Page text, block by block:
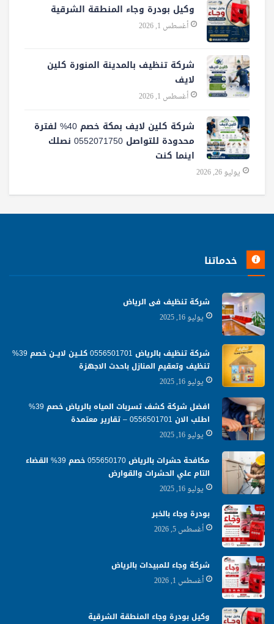
وكيل بودرة وجاء المنطقة الشرقية
أغسطس 1, 2026
شركة تنظيف بالمدينة المنورة كلين
لايف
أغسطس 1, 2026
شركة كلين لايف بمكة خصم 40% لفترة
محدودة للتواصل 0552071750 نصلك
اينما كنت
يوليو 26, 2026
خدماتنا
شركة تنظيف فى الرياض
يوليو 16, 2025
شركة تنظيف بالرياض 0556501701 كلــين لايــن خصم 39%
تنظيف وتعقيم المنازل باحدث الاجهزة
يوليو 16, 2025
افضل شركة كشف تسربات المياه بالرياض خصم 39%
اطلب الان 0556501701‬‏ – تقارير معتمدة
يوليو 16, 2025
مكافحة حشرات بالرياض 055650170 خصم 39% القضاء
التام علي الحشرات والقوارض
يوليو 16, 2025
بودرة وجاء بالخبر
أغسطس 5, 2026
شركة وجاء للمبيدات بالرياض
أغسطس 1, 2026
وكيل بودرة وجاء المنطقة الشرقية